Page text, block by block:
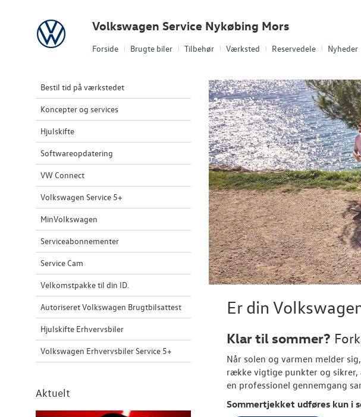
Forside Brugte biler Tilbehør Værksted Reservedele Nyheder
Volkswagen Volkswagen Service Nykøbing Mors
Bestil tid på værkstedet
Koncepter og services
Hjulskifte
Softwareopdatering
VW Connect
Volkswagen Service 5+
MinVolkswagen
Serviceabonnementer
Service Cam
Velkomstpakke til din ID.
Autoriseret Volkswagen Brugtbilsattest
Hjulskifte Erhvervsbiler
Volkswagen Erhvervsbiler Service 5+
Aktuelt
Er din
Klar til sommer?
Når solen og varmen melder
række vigtige punkter og sikrer,
en professionel gennemgang
Sommertjekket udføres kun i